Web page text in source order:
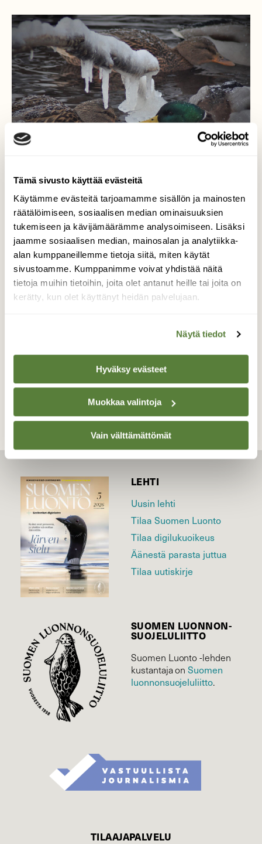
Tämä sivusto käyttää evästeitä
Käytämme evästeitä tarjoamamme sisällön ja mainosten
räätälöimiseen, sosiaalisen median ominaisuuksien
tukemiseen ja kävijämäärämme analysoimiseen. Lisäksi
jaamme sosiaalisen median, mainosalan ja analytiikka-
alan kumppaneillemme tietoja siitä, miten käytät
sivustoamme. Kumppanimme voivat yhdistää näitä
tietoja muihin tietoihin, joita olet antanut heille tai joita on
kerätty, kun olet käyttänyt heidän palvelujaan.
Näytä tiedot
Hyväksy evästeet
Muokkaa valintoja
Vain välttämättömät
Hyvää ystävänpäivää!
Voisi sanoa, että rakkautta on sorsillakin
ilmassa, pakkasesta lumisateesta tuulesta
ja tuiskusta huolimatta. Hyvää
ystävänpäivää!
TAKAISIN LISTAAN
LEHTI
Uusin lehti
Tilaa Suomen Luonto
Tilaa digilukuoikeus
Äänestä parasta juttua
Tilaa uutiskirje
SUOMEN LUONNON­
SUOJELU­LIITTO
Suomen Luonto -lehden
kustantaja onSuomen
luonnonsuojelu­liitto.
TILAAJAPALVELU